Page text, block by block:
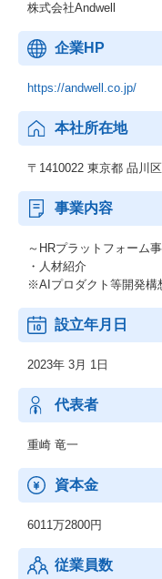
株式会社Andwell
企業HP
https://andwell.co.jp/
本社所在地
〒1410022 東京都 品川
事業内容
～HRプラットフォーム
・人材紹介
※AIプロダクト等開発構
設立年月日
2023年 3月 1日
代表者
重崎 竜一
資本金
6011万2800円
従業員数